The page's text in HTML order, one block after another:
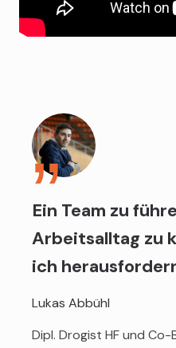
Ein Team zu
Arbeitsalltag zu
ich
Lukas Abbühl
Dipl. Drogist HF und